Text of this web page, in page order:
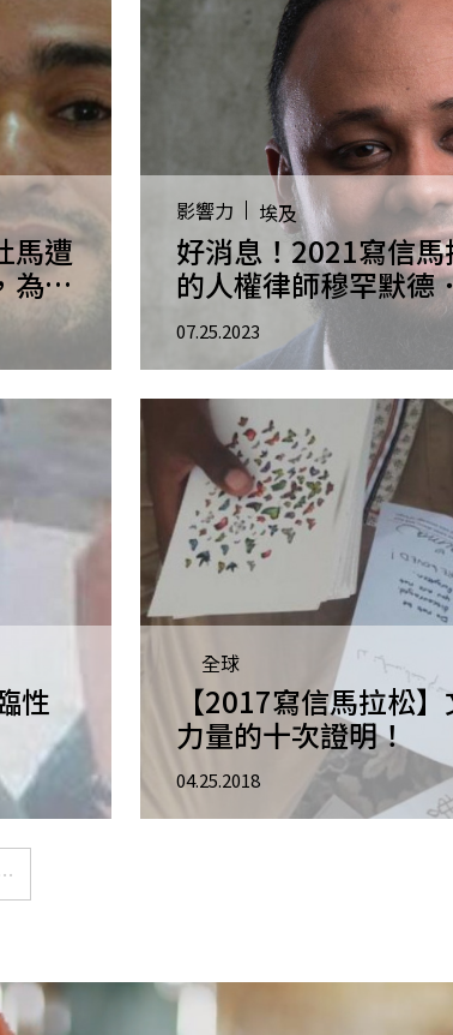
馬遭
為埃
代表
影響力 埃及
好消息！2021寫信
的人權律師穆罕默德
重獲自由
07.25.2023
性
全球
【2017寫信馬拉松
力量的十次證明！
04.25.2018